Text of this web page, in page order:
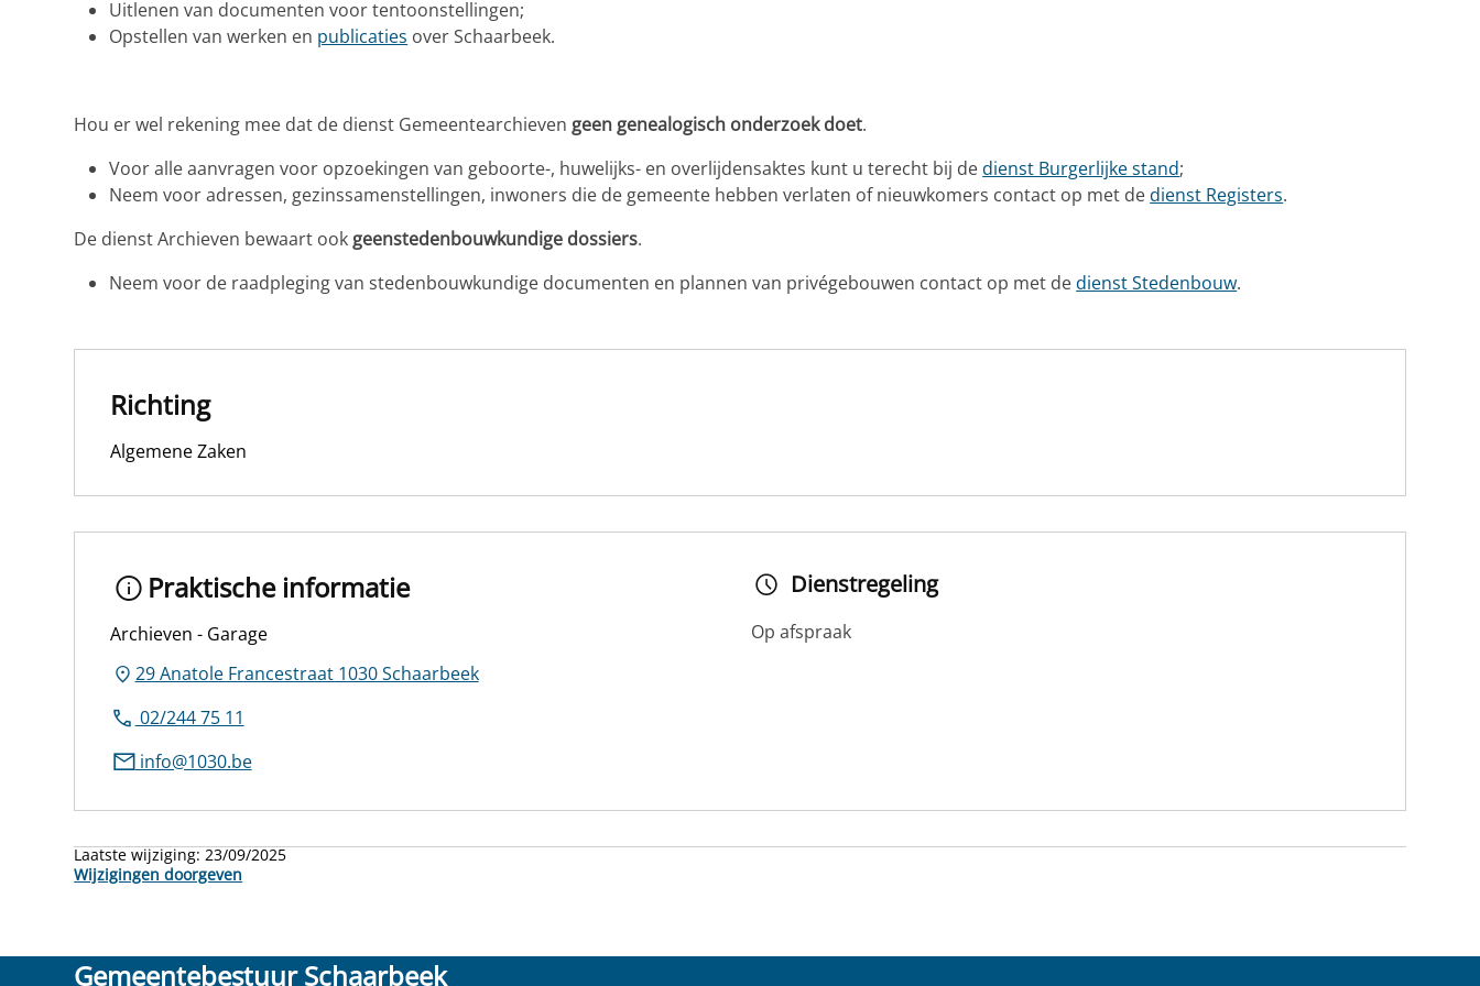
Uitlenen van documenten voor tentoonstellingen;
Opstellen van werken en publicaties over Schaarbeek.
Hou er wel rekening mee dat de dienst Gemeentearchieven geen genealogisch onderzoek doet.
Voor alle aanvragen voor opzoekingen van geboorte-, huwelijks- en overlijdensaktes kunt u terecht bij dedienst Burgerlijke stand;
Neem voor adressen, gezinssamenstellingen, inwoners die de gemeente hebben verlaten of nieuwkomers contact op met dedienst Registers.
De dienst Archieven bewaart ook geenstedenbouwkundige dossiers.
Neem voor de raadpleging van stedenbouwkundige documenten en plannen van privégebouwen contact op met dedienst Stedenbouw.
Richting
Algemene Zaken
Praktische informatie
Archieven - Garage
29 Anatole Francestraat 1030 Schaarbeek
02/244 75 11
info@1030.be
Dienstregeling
Op afspraak
Laatste wijziging:23/09/2025
Wijzigingen doorgeven
Gemeentebestuur Schaarbeek